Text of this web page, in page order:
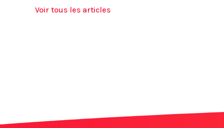
Voir tous les articles